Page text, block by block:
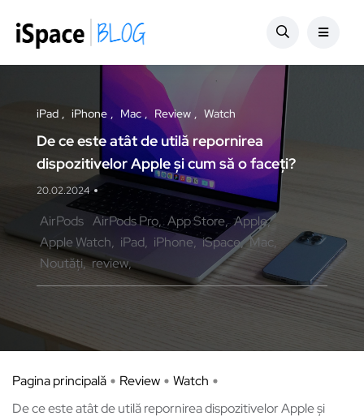
iPad iPhone Mac Review Watch
De ce este atât de utilă repornirea
dispozitivelor Apple și cum să o faceți?
20.02.2024
AirPods AirPods Pro App Store Apple
Apple Watch
iPad iPhone iSpace Mac
Noutăți review
Pagina principală Review
Watch
De ce este atât de utilă repornirea dispozitivelor Apple și